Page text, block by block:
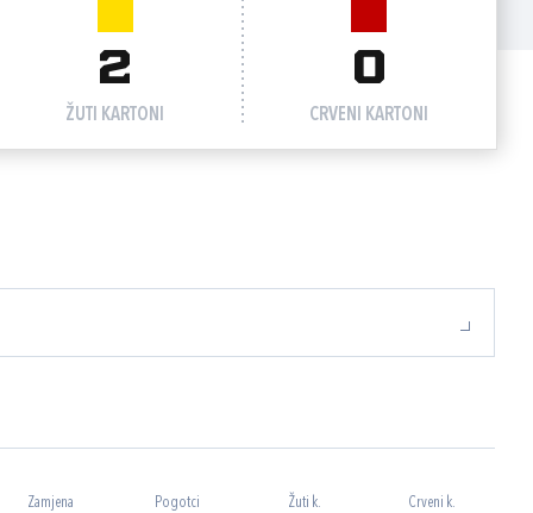
2
ŽUTI KARTONI
0
CRVENI KARTONI
Zamjena Pogotci Žuti k. Crveni k.